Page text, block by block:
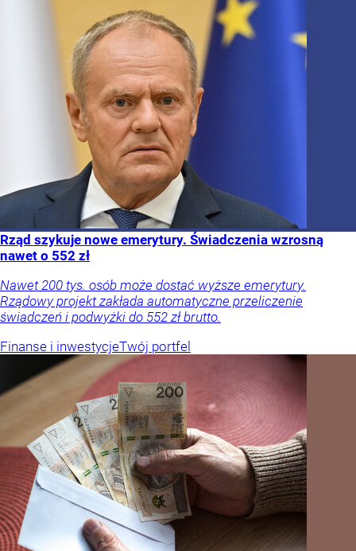
Rząd szykuje nowe emerytury. Świadczenia wzrosną
nawet o 552 zł
Nawet 200 tys. osób może dostać wyższe emerytury.
Rządowy projekt zakłada automatyczne przeliczenie
świadczeń i podwyżki do 552 zł brutto.
Finanse i inwestycjeTwój portfel